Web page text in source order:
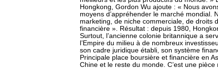
Hongkong, Gordon Wu ajoute : « Nous
moyens d’appréhender le marché mondial.
marketing, de niche commerciale, de droits
financière ». Résultat : depuis 1980,
Surtout, l’ancienne colonie britannique a
l’Empire du milieu à de nombreux
son cadre juridique établi, son système
Principale place boursière et financière en
Chine et le reste du monde. C’est une